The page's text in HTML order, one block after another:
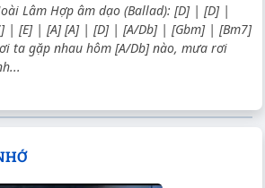
Lâm Hợp âm dạo (Ballad): [D] | [D] |
| [E] | [A] [A] | [D] | [A/Db] | [Gbm] | [Bm7]
ta gặp nhau hôm [A/Db] nào, mưa rơi